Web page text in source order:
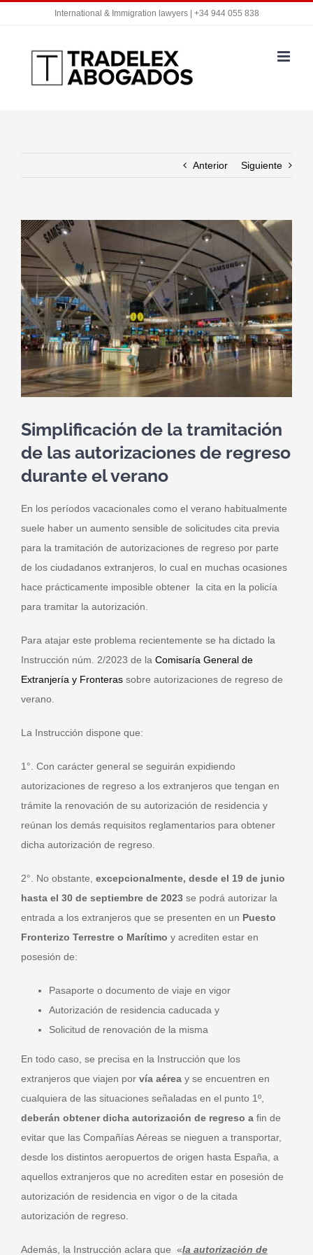
contenido
International & Immigration lawyers | +34 944 055 838
Anterior Siguiente
Ver
imagen
más
grande
Simplificación de la tramitación
de las autorizaciones de regreso
durante el verano
En los períodos vacacionales como el verano habitualmente
suele haber un aumento sensible de solicitudes cita previa
para la tramitación de autorizaciones de regreso por parte
de los ciudadanos extranjeros, lo cual en muchas ocasiones
hace prácticamente imposible obtener la cita en la policía
para tramitar la autorización.
Para atajar este problema recientemente se ha dictado la
Instrucción núm. 2/2023 de la Comisaría General de
Extranjería y Fronteras sobre autorizaciones de regreso de
verano.
La Instrucción dispone que:
1°. Con carácter general se seguirán expidiendo
autorizaciones de regreso a los extranjeros que tengan en
trámite la renovación de su autorización de residencia y
reúnan los demás requisitos reglamentarios para obtener
dicha autorización de regreso.
2°. No obstante, excepcionalmente, desde el 19 de junio
hasta el 30 de septiembre de 2023 se podrá autorizar la
entrada a los extranjeros que se presenten en un Puesto
Fronterizo Terrestre o Marítimo y acrediten estar en
posesión de:
Pasaporte o documento de viaje en vigor
Autorización de residencia caducada y
Solicitud de renovación de la misma
En todo caso, se precisa en la Instrucción que los
extranjeros que viajen por vía aérea y se encuentren en
cualquiera de las situaciones señaladas en el punto 1º,
deberán obtener dicha autorización de regreso a fin de
evitar que las Compañías Aéreas se nieguen a transportar,
desde los distintos aeropuertos de origen hasta España, a
aquellos extranjeros que no acrediten estar en posesión de
autorización de residencia en vigor o de la citada
autorización de regreso.
Además, la Instrucción aclara que «la autorización de